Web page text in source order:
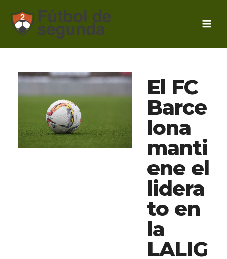
contenido
El FC
Barce
lona
manti
ene el
lidera
to en
la
LALIG